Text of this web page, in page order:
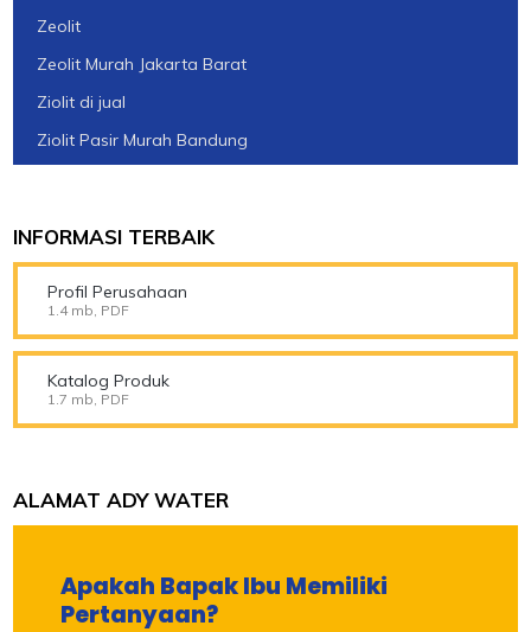
Zeolit
Zeolit Murah Jakarta Barat
Ziolit di jual
Ziolit Pasir Murah Bandung
INFORMASI TERBAIK
Profil Perusahaan
1.4 mb, PDF
Katalog Produk
1.7 mb, PDF
ALAMAT ADY WATER
Apakah Bapak Ibu Memiliki
Pertanyaan?